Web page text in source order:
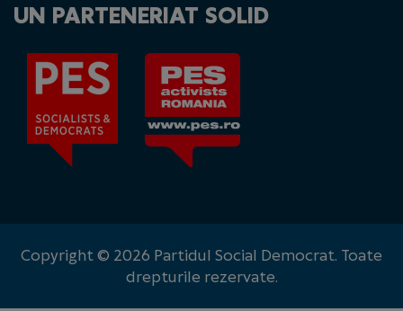
UN PARTENERIAT SOLID
Copyright © 2026 Partidul Social Democrat. Toate
drepturile rezervate.